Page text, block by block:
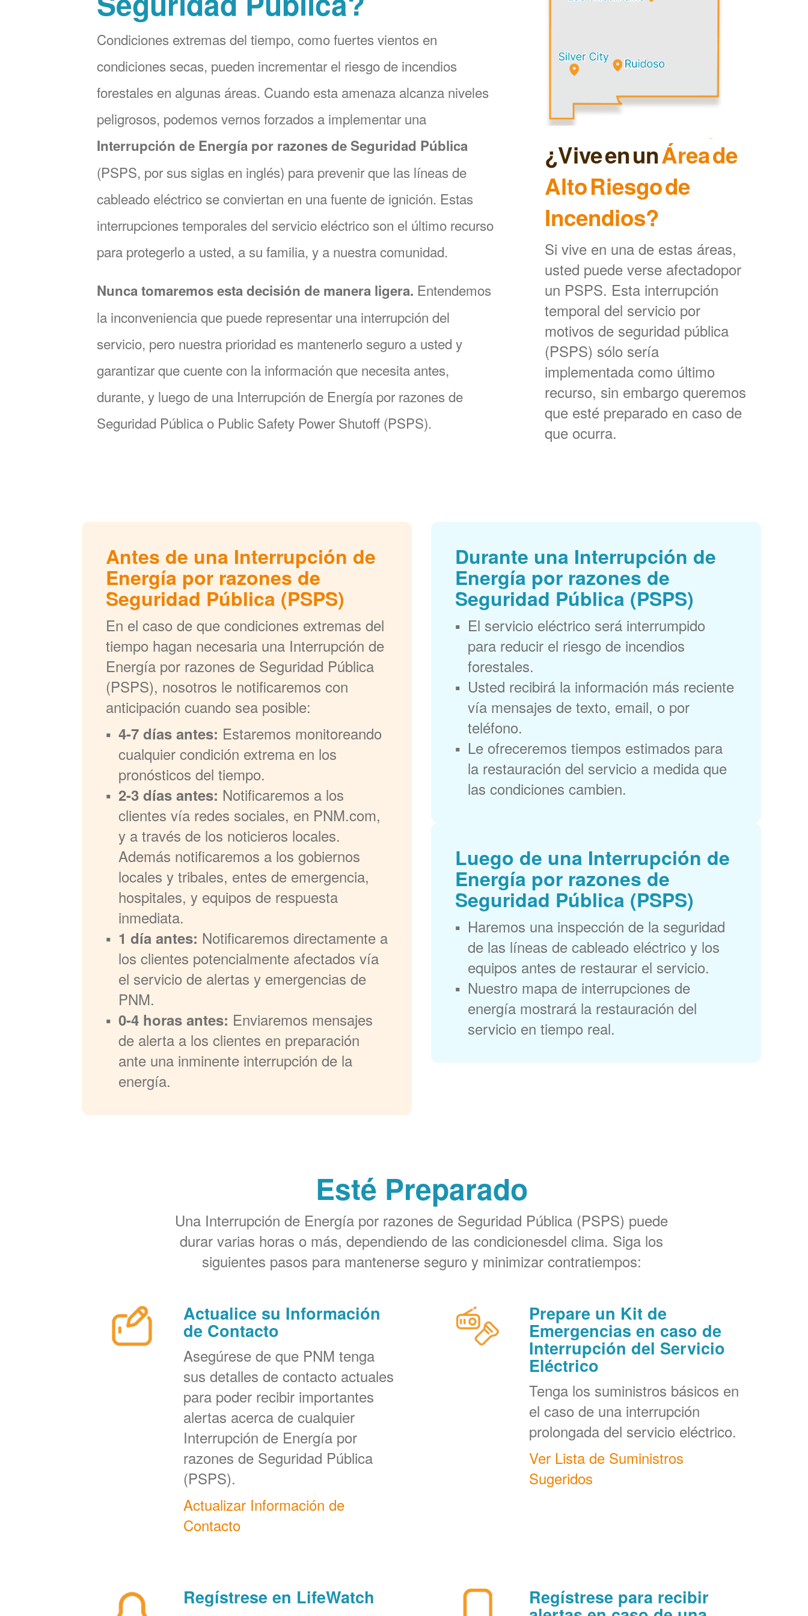
Condiciones extremas del tiempo, como fuertes vientos en
condiciones secas, pueden incrementar el riesgo de incendios
forestales en algunas áreas. Cuando esta amenaza alcanza niveles
peligrosos, podemos vernos forzados a implementar una
Interrupción de Energía por razones de Seguridad Pública
(PSPS, por sus siglas en inglés) para prevenir que las líneas de
cableado eléctrico se conviertan en una fuente de ignición. Estas
interrupciones temporales del servicio eléctrico son el último recurso
para protegerlo a usted, a su familia, y a nuestra comunidad.
Nunca tomaremos esta decisión de manera ligera. Entendemos
la inconveniencia que puede representar una interrupción del
servicio, pero nuestra prioridad es mantenerlo seguro a usted y
garantizar que cuente con la información que necesita antes,
durante, y luego de una Interrupción de Energía por razones de
Seguridad Pública o Public Safety Power Shutoff (PSPS).
¿Vive en unÁrea de
Alto Riesgo de
Incendios?
Si vive en una de estas áreas,
usted puede verse afectadopor
un PSPS. Esta interrupción
temporal del servicio por
motivos de seguridad pública
(PSPS) sólo sería
implementada como último
recurso, sin embargo queremos
que esté preparado en caso de
que ocurra.
Antes de una Interrupción de
Energía por razones de
Seguridad Pública (PSPS)
En el caso de que condiciones extremas del
tiempo hagan necesaria una Interrupción de
Energía por razones de Seguridad Pública
(PSPS), nosotros le notificaremos con
anticipación cuando sea posible:
4-7 días antes: Estaremos monitoreando
cualquier condición extrema en los
pronósticos del tiempo.
2-3 días antes: Notificaremos a los
clientes vía redes sociales, en PNM.com,
y a través de los noticieros locales.
Además notificaremos a los gobiernos
locales y tribales, entes de emergencia,
hospitales, y equipos de respuesta
inmediata.
1 día antes: Notificaremos directamente a
los clientes potencialmente afectados vía
el servicio de alertas y emergencias de
PNM.
0-4 horas antes: Enviaremos mensajes
de alerta a los clientes en preparación
ante una inminente interrupción de la
energía.
Durante una Interrupción de
Energía por razones de
Seguridad Pública (PSPS)
El servicio eléctrico será interrumpido
para reducir el riesgo de incendios
forestales.
Usted recibirá la información más reciente
vía mensajes de texto, email, o por
teléfono.
Le ofreceremos tiempos estimados para
la restauración del servicio a medida que
las condiciones cambien.
Luego de una Interrupción de
Energía por razones de
Seguridad Pública (PSPS)
Haremos una inspección de la seguridad
de las líneas de cableado eléctrico y los
equipos antes de restaurar el servicio.
Nuestro mapa de interrupciones de
energía mostrará la restauración del
servicio en tiempo real.
Esté Preparado
Una Interrupción de Energía por razones de Seguridad Pública (PSPS) puede
durar varias horas o más, dependiendo de las condicionesdel clima. Siga los
siguientes pasos para mantenerse seguro y minimizar contratiempos:
Actualice su Información
de Contacto
Asegúrese de que PNM tenga
sus detalles de contacto actuales
para poder recibir importantes
alertas acerca de cualquier
Interrupción de Energía por
razones de Seguridad Pública
(PSPS).
Actualizar Información de
Contacto
Regístrese en LifeWatch
Prepare un Kit de
Emergencias en caso de
Interrupción del Servicio
Eléctrico
Tenga los suministros básicos en
el caso de una interrupción
prolongada del servicio eléctrico.
Ver Lista de Suministros
Sugeridos
Regístrese para recibir